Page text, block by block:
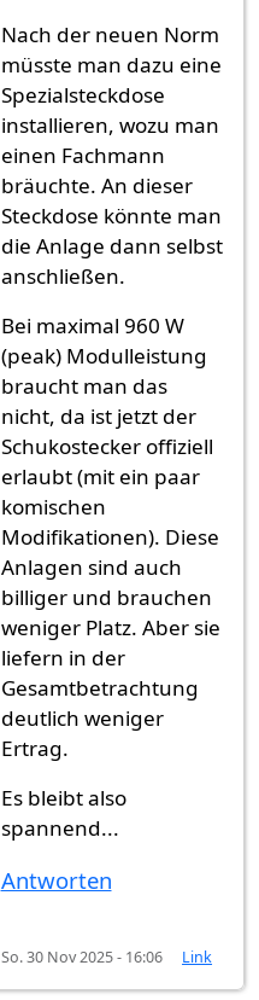
Nach der neuen Norm
müsste man dazu eine
Spezialsteckdose
installieren, wozu man
einen Fachmann
bräuchte. An dieser
Steckdose könnte man
die Anlage dann selbst
anschließen.
Bei maximal 960 W
(peak) Modulleistung
braucht man das
nicht, da ist jetzt der
Schukostecker offiziell
erlaubt (mit ein paar
komischen
Modifikationen). Diese
Anlagen sind auch
billiger und brauchen
weniger Platz. Aber sie
liefern in der
Gesamtbetrachtung
deutlich weniger
Ertrag.
Es bleibt also
spannend...
Antworten
So. 30 Nov 2025 - 16:06 Link